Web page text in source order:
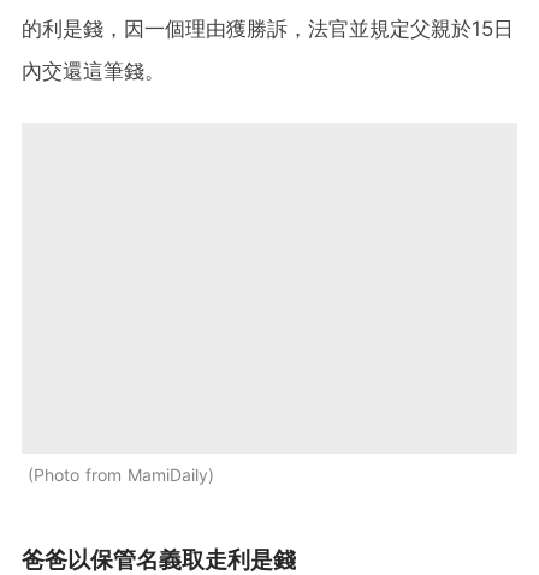
的利是錢，因一個理由獲勝訴，法官並規定父親於15日
內交還這筆錢。
Photo from MamiDaily
爸爸以保管名義取走利是錢